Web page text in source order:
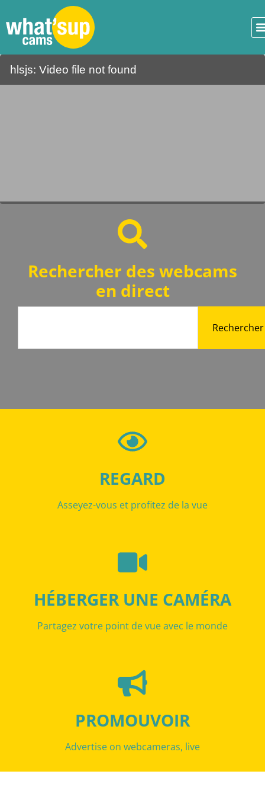
hlsjs: Video file not found
Rechercher des webcams
en direct
Rechercher
REGARD
Asseyez-vous et profitez de la vue
HÉBERGER UNE CAMÉRA
Partagez votre point de vue avec le monde
PROMOUVOIR
Advertise on webcameras, live